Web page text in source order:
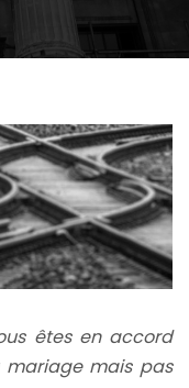
êtes en accord
mais pas